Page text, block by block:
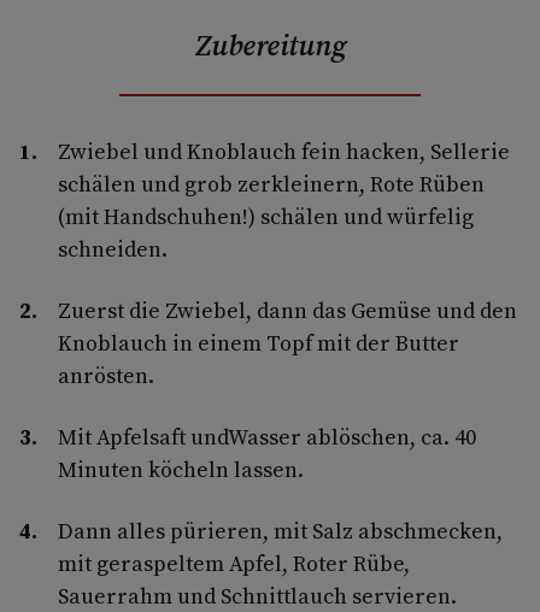
Zubereitung
Zwiebel und Knoblauch fein hacken, Sellerie
schälen und grob zerkleinern, Rote Rüben
(mit Handschuhen!) schälen und würfelig
schneiden.
Zuerst die Zwiebel, dann das Gemüse und den
Knoblauch in einem Topf mit der Butter
anrösten.
Mit Apfelsaft undWasser ablöschen, ca. 40
Minuten köcheln lassen.
Dann alles pürieren, mit Salz abschmecken,
mit geraspeltem Apfel, Roter Rübe,
Sauerrahm und Schnittlauch servieren.